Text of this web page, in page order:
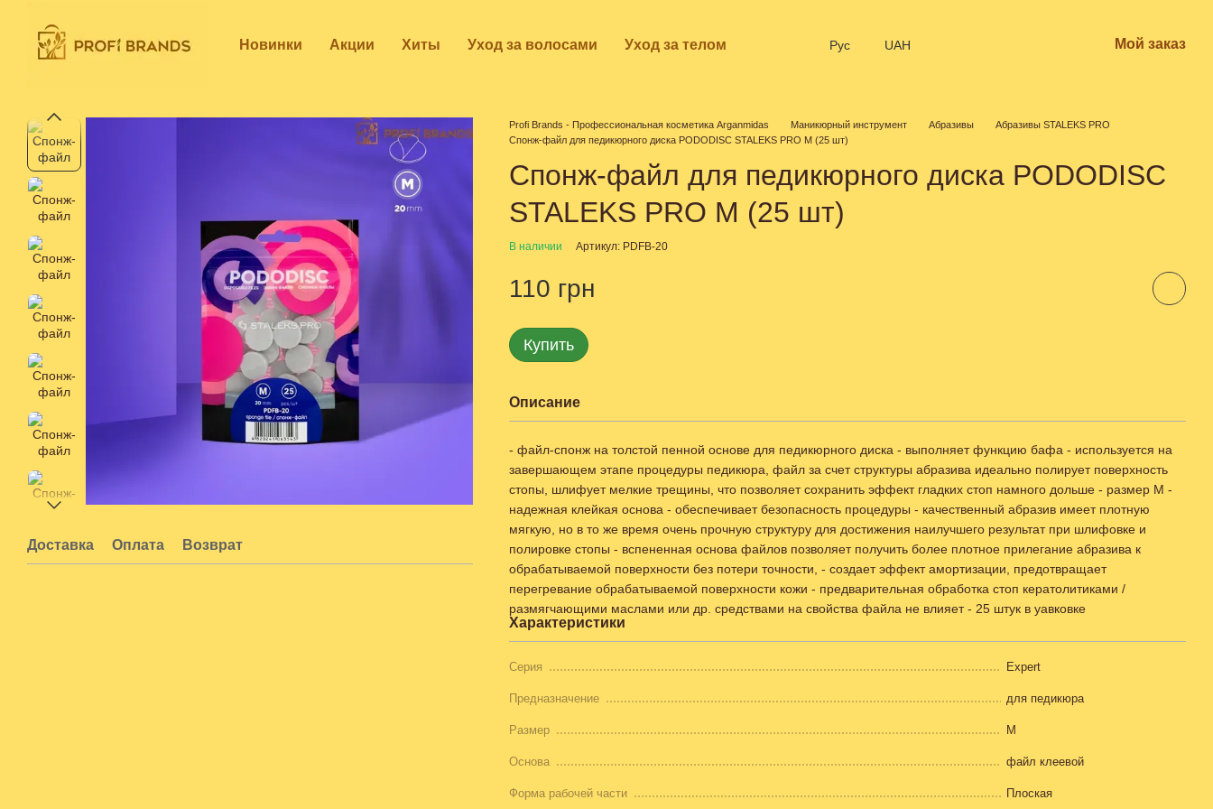
Новинки Акции Хиты Уход за волосами Уход за телом Рус UAH Мой заказ
Доставка Оплата Возврат
Profi Brands - Профессиональная косметика Arganmidas Маникюрный инструмент Абразивы
Абразивы STALEKS PRO
Спонж-файл для педикюрного диска PODODISC STALEKS PRO M (25 шт)
Спонж-файл для педикюрного диска PODODISC
STALEKS PRO M (25 шт)
В наличии Артикул: PDFB-20
110 грн
Купить
Описание
- файл-спонж на толстой пенной основе для педикюрного диска - выполняет функцию бафа - используется на
завершающем этапе процедуры педикюра, файл за счет структуры абразива идеально полирует поверхность
стопы, шлифует мелкие трещины, что позволяет сохранить эффект гладких стоп намного дольше - размер M -
надежная клейкая основа - обеспечивает безопасность процедуры - качественный абразив имеет плотную
мягкую, но в то же время очень прочную структуру для достижения наилучшего результат при шлифовке и
полировке стопы - вспененная основа файлов позволяет получить более плотное прилегание абразива к
обрабатываемой поверхности без потери точности, - создает эффект амортизации, предотвращает
перегревание обрабатываемой поверхности кожи - предварительная обработка стоп кератолитиками /
размягчающими маслами или др. средствами на свойства файла не влияет - 25 штук в уавковке
Характеристики
Серия Expert
Предназначение для педикюра
Размер M
Основа файл клеевой
Форма рабочей части Плоская